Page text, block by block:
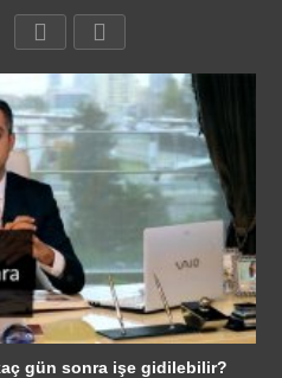
gün sonra işe gidilebilir?